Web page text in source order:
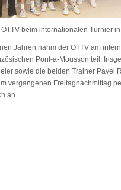
beim internationalen Turnier
Jahren nahm der OTTV am
Pont-à-Mousson teil.
sowie die beiden Trainer Pavel
vergangenen Freitagnachmittag
an.